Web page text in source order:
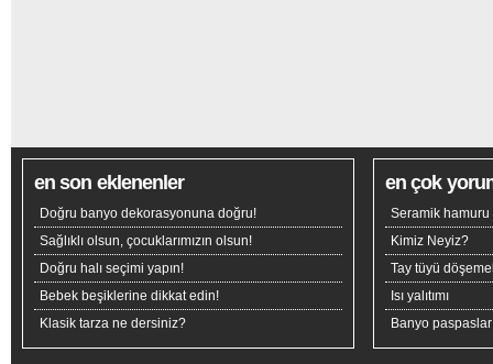
en son eklenenler
Doğru banyo dekorasyonuna doğru!
Sağlıklı olsun, çocuklarımızın olsun!
Doğru halı seçimi yapın!
Bebek beşiklerine dikkat edin!
Klasik tarza ne dersiniz?
en çok
Seramik hamuru
Kimiz Neyiz?
Tay tüyü
Isı yalıtımı
Banyo